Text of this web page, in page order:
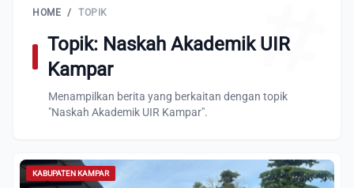
HOME / TOPIK
Topik: Naskah Akademik UIR
Kampar
Menampilkan berita yang berkaitan dengan topik
"Naskah Akademik UIR Kampar".
KABUPATEN KAMPAR